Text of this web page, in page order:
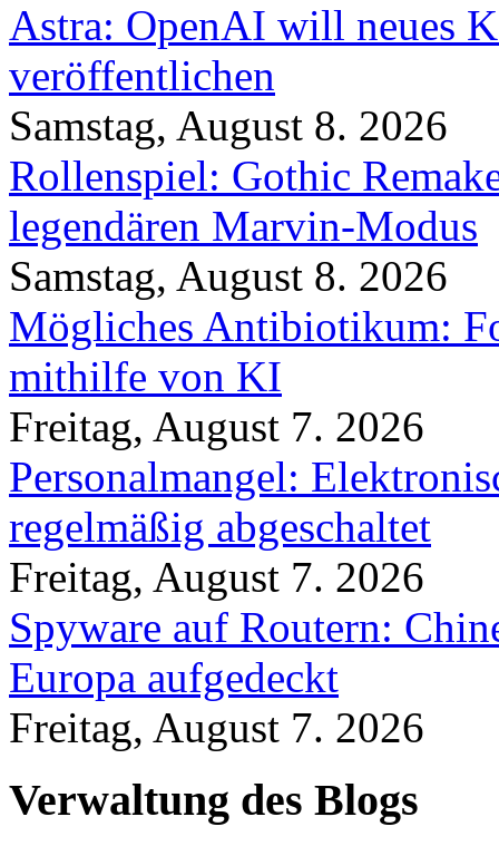
Astra: OpenAI will neues
veröffentlichen
Samstag, August 8. 2026
Rollenspiel: Gothic
legendären Marvin-Modus
Samstag, August 8. 2026
Mögliches Antibiotikum:
mithilfe von KI
Freitag, August 7. 2026
Personalmangel:
regelmäßig abgeschaltet
Freitag, August 7. 2026
Spyware auf Routern:
Europa aufgedeckt
Freitag, August 7. 2026
Verwaltung des Blogs